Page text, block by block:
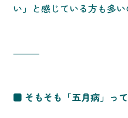
い」と感じている方も多い
⸻
■ そもそも「五月病」っ